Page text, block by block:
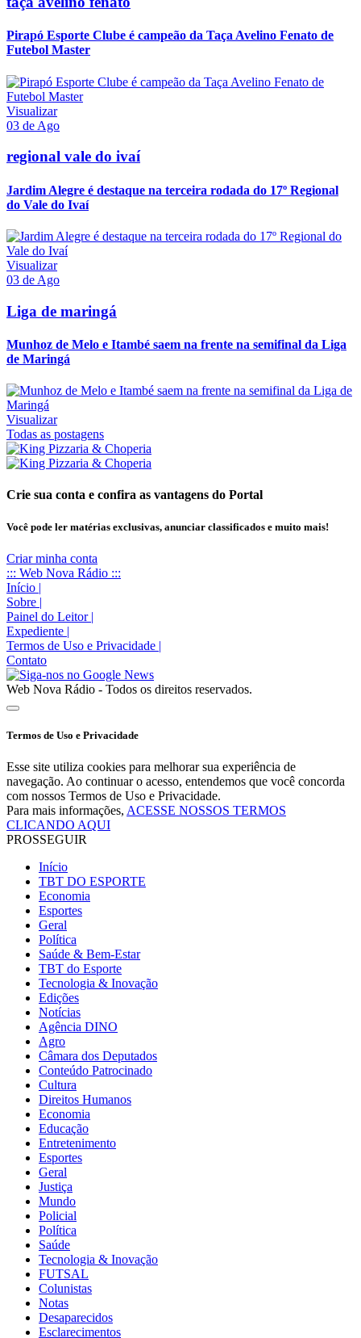
Pirapó Esporte Clube é campeão da Taça Avelino Fenato de
Futebol Master
Visualizar
03 de Ago
regional vale do ivaí
Jardim Alegre é destaque na terceira rodada do 17º Regional
do Vale do Ivaí
Visualizar
03 de Ago
Liga de maringá
Munhoz de Melo e Itambé saem na frente na semifinal da Liga
de Maringá
Visualizar
Todas as postagens
Crie sua conta e confira as vantagens do Portal
Você pode ler matérias exclusivas, anunciar classificados e muito mais!
Criar minha conta
::: Web Nova Rádio :::
Início |
Sobre |
Painel do Leitor |
Expediente |
Termos de Uso e Privacidade |
Contato
Web Nova Rádio - Todos os direitos reservados.
Termos de Uso e Privacidade
Esse site utiliza cookies para melhorar sua experiência de
navegação. Ao continuar o acesso, entendemos que você concorda
com nossos Termos de Uso e Privacidade.
Para mais informações, ACESSE NOSSOS TERMOS
CLICANDO AQUI
PROSSEGUIR
Início
TBT DO ESPORTE
Economia
Esportes
Geral
Política
Saúde & Bem-Estar
TBT do Esporte
Tecnologia & Inovação
Edições
Notícias
Agência DINO
Agro
Câmara dos Deputados
Conteúdo Patrocinado
Cultura
Direitos Humanos
Economia
Educação
Entretenimento
Esportes
Geral
Justiça
Mundo
Policial
Política
Saúde
Tecnologia & Inovação
FUTSAL
Colunistas
Notas
Desaparecidos
Esclarecimentos